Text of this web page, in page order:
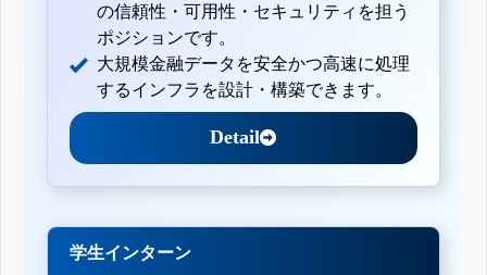
の信頼性・可用性・セキュリティを担う
ポジションです。
大規模金融データを安全かつ高速に処理
するインフラを設計・構築できます。
Detail
学生インターン